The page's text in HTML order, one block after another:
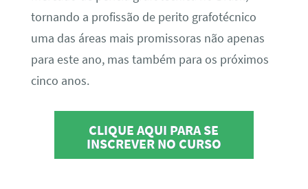
tornando a profissão de perito grafotécnico
uma das áreas mais promissoras não apenas
para este ano, mas também para os próximos
cinco anos.
CLIQUE AQUI PARA SE
INSCREVER NO CURSO